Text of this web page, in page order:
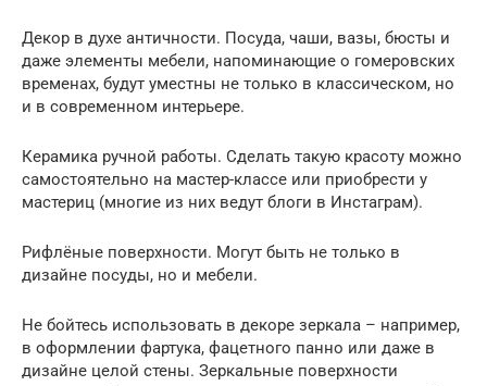
Декор в духе античности. Посуда, чаши, вазы, бюсты и
даже элементы мебели, напоминающие о гомеровских
временах, будут уместны не только в классическом, но
и в современном интерьере.
Керамика ручной работы. Сделать такую красоту можно
самостоятельно на мастер-классе или приобрести у
мастериц (многие из них ведут блоги в Инстаграм).
Рифлёные поверхности. Могут быть не только в
дизайне посуды, но и мебели.
Не бойтесь использовать в декоре зеркала – например,
в оформлении фартука, фацетного панно или даже в
дизайне целой стены. Зеркальные поверхности